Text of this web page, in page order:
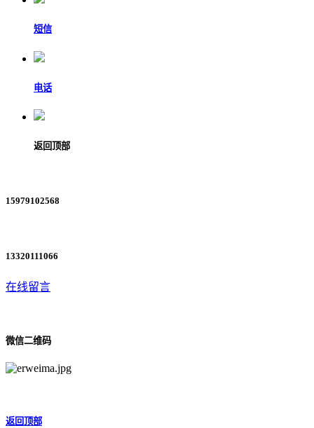
短信
电话
返回顶部
15979102568
13320111066
在线留言
微信二维码
返回顶部